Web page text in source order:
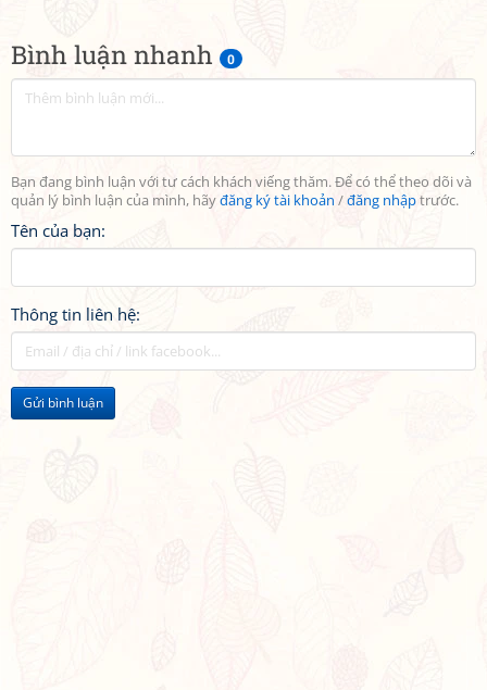
Bình luận nhanh 0
Bạn đang bình luận với tư cách khách viếng thăm. Để có thể theo dõi và
quản lý bình luận của mình, hãyđăng ký tài khoản /đăng nhậptrước.
Tên của bạn:
Thông tin liên hệ:
Gửi bình luận